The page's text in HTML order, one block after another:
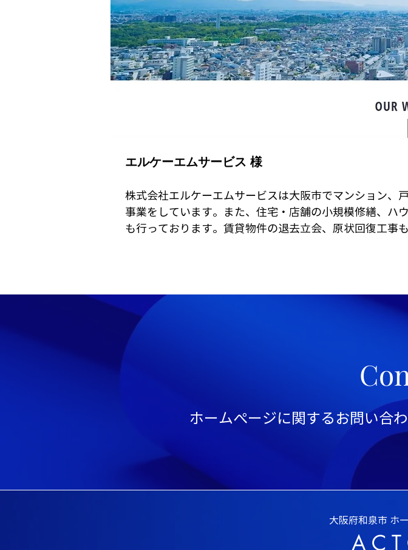
エルケーエムサービス 様
株式会社エルケーエムサービスは大阪市でマンション、
事業をしています。また、住宅・店舗の小規模修繕、ハ
も行っております。賃貸物件の退去立会、原状回復工事
ホームぺージに関するお問い合
大阪府和泉市 ホ
A C